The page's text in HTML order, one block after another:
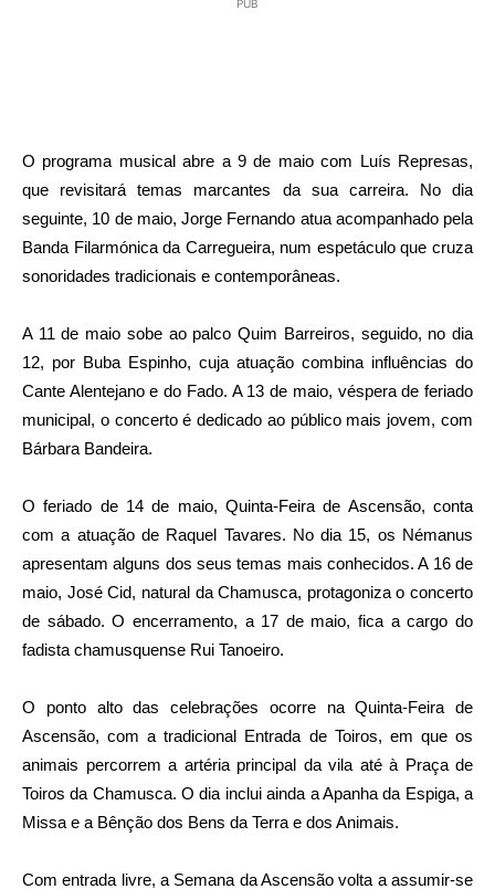
PUB
O programa musical abre a 9 de maio com Luís Represas,
que revisitará temas marcantes da sua carreira. No dia
seguinte, 10 de maio, Jorge Fernando atua acompanhado pela
Banda Filarmónica da Carregueira, num espetáculo que cruza
sonoridades tradicionais e contemporâneas.
A 11 de maio sobe ao palco Quim Barreiros, seguido, no dia
12, por Buba Espinho, cuja atuação combina influências do
Cante Alentejano e do Fado. A 13 de maio, véspera de feriado
municipal, o concerto é dedicado ao público mais jovem, com
Bárbara Bandeira.
O feriado de 14 de maio, Quinta‑Feira de Ascensão, conta
com a atuação de Raquel Tavares. No dia 15, os Némanus
apresentam alguns dos seus temas mais conhecidos. A 16 de
maio, José Cid, natural da Chamusca, protagoniza o concerto
de sábado. O encerramento, a 17 de maio, fica a cargo do
fadista chamusquense Rui Tanoeiro.
O ponto alto das celebrações ocorre na Quinta‑Feira de
Ascensão, com a tradicional Entrada de Toiros, em que os
animais percorrem a artéria principal da vila até à Praça de
Toiros da Chamusca. O dia inclui ainda a Apanha da Espiga, a
Missa e a Bênção dos Bens da Terra e dos Animais.
Com entrada livre, a Semana da Ascensão volta a assumir-se